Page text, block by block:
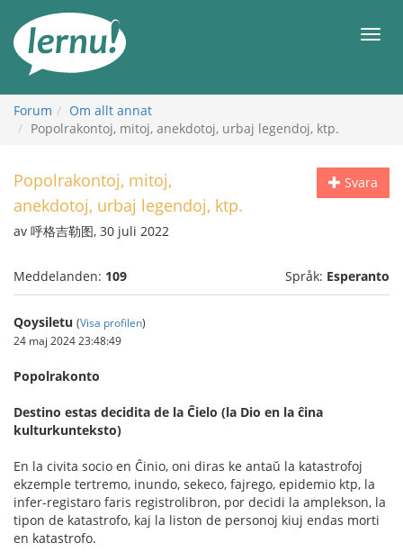
sidans
innehåll
Meny
Forum
Om allt annat
Popolrakontoj, mitoj, anekdotoj, urbaj legendoj, ktp.
Svara
Popolrakontoj, mitoj,
anekdotoj, urbaj legendoj, ktp.
av 呼格吉勒图, 30 juli 2022
Meddelanden: 109 Språk: Esperanto
Qoysiletu (Visa profilen)
24 maj 2024 23:48:49
Popolrakonto
Destino estas decidita de la Ĉielo (la Dio en la ĉina
kulturkunteksto)
En la civita socio en Ĉinio, oni diras ke antaŭ la katastrofoj
ekzemple tertremo, inundo, sekeco, fajrego, epidemio ktp, la
infer-registaro faris registrolibron, por decidi la amplekson, la
tipon de katastrofo, kaj la liston de personoj kiuj endas morti
en katastrofo.